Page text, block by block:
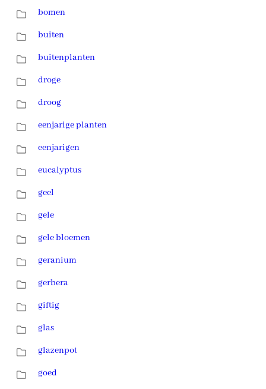
bomen
buiten
buitenplanten
droge
droog
eenjarige planten
eenjarigen
eucalyptus
geel
gele
gele bloemen
geranium
gerbera
giftig
glas
glazenpot
goed